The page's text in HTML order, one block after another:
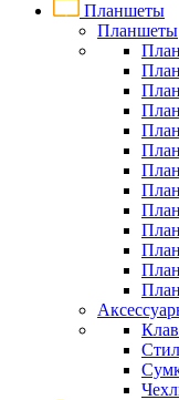
Планшеты
Планшеты